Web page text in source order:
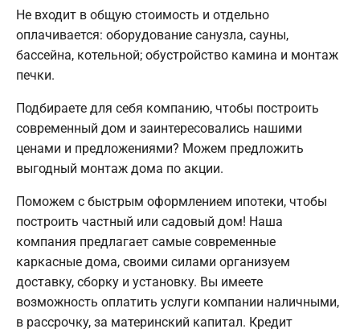
Не входит в общую стоимость и отдельно
оплачивается: оборудование санузла, сауны,
бассейна, котельной; обустройство камина и монтаж
печки.
Подбираете для себя компанию, чтобы построить
современный дом и заинтересовались нашими
ценами и предложениями? Можем предложить
выгодный монтаж дома по акции.
Поможем с быстрым оформлением ипотеки, чтобы
построить частный или садовый дом! Наша
компания предлагает самые современные
каркасные дома, своими силами организуем
доставку, сборку и установку. Вы имеете
возможность оплатить услуги компании наличными,
в рассрочку, за материнский капитал. Кредит